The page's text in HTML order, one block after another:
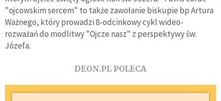
"ojcowskim sercem" to także zawołanie biskupie bp Artura
Ważnego, który prowadzi 8-odcinkowy cykl wideo-
rozważań do modlitwy "Ojcze nasz" z perspektywy św.
Józefa.
DEON.PL POLECA